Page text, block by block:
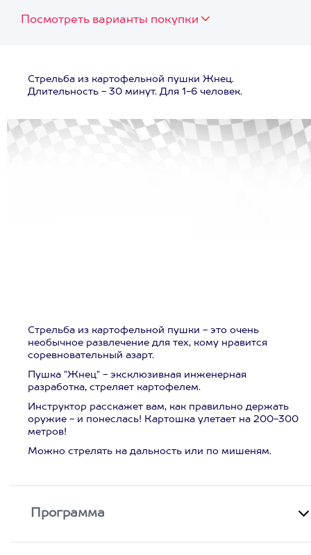
Посмотреть варианты покупки
Стрельба из картофельной пушки Жнец.
Длительность - 30 минут. Для 1-6 человек.
Стрельба из картофельной пушки - это очень
необычное развлечение для тех, кому нравится
соревновательный азарт.
Пушка "Жнец" - эксклюзивная инженерная
разработка, стреляет картофелем.
Инструктор расскажет вам, как правильно держать
оружие - и понеслась! Картошка улетает на 200-300
метров!
Можно стрелять на дальность или по мишеням.
Программа